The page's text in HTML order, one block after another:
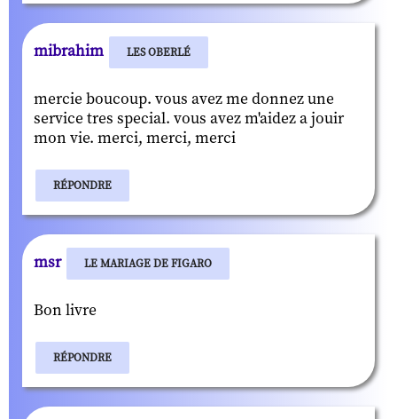
mibrahim LES OBERLÉ
mercie boucoup. vous avez me donnez une
service tres special. vous avez m'aidez a jouir
mon vie. merci, merci, merci
RÉPONDRE
msr LE MARIAGE DE FIGARO
Bon livre
RÉPONDRE